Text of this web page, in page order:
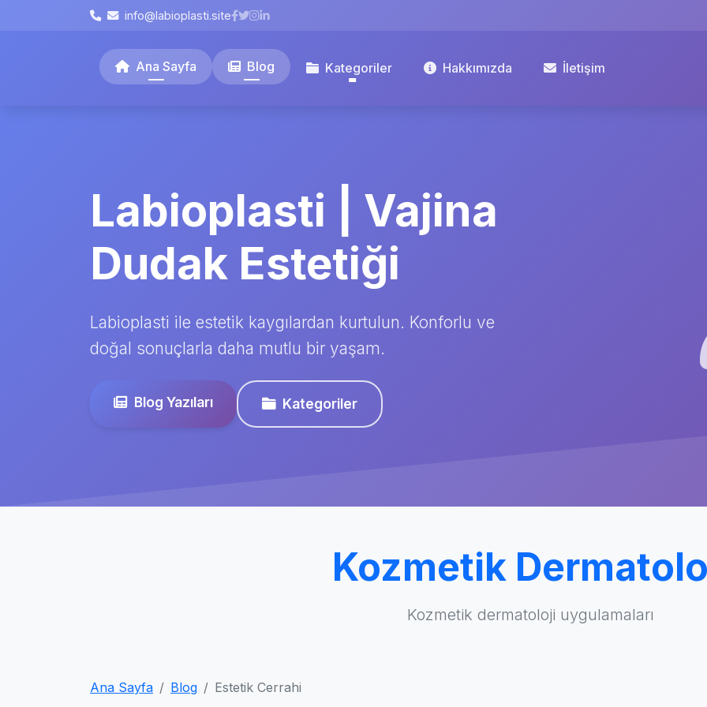
info@labioplasti.site
Ana Sayfa Blog Kategoriler Hakkımızda İletişim
Labioplasti | Vajina
Dudak Estetiği
Labioplasti ile estetik kaygılardan kurtulun. Konforlu ve
doğal sonuçlarla daha mutlu bir yaşam.
Blog Yazıları Kategoriler
Kozmetik
Kozmetik dermatoloji uygulamaları
Ana Sayfa Blog Estetik Cerrahi